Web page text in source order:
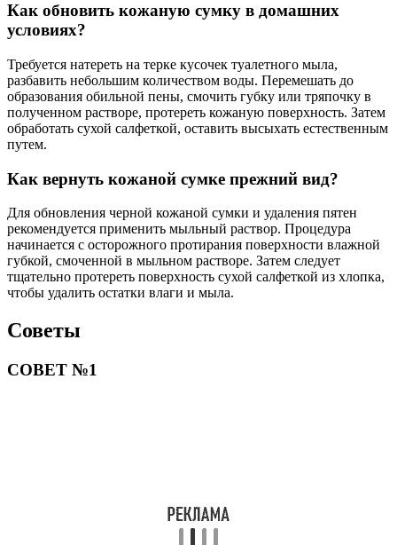
Как обновить кожаную сумку в домашних
условиях?
Требуется натереть на терке кусочек туалетного мыла,
разбавить небольшим количеством воды. Перемешать до
образования обильной пены, смочить губку или тряпочку в
полученном растворе, протереть кожаную поверхность. Затем
обработать сухой салфеткой, оставить высыхать естественным
путем.
Как вернуть кожаной сумке прежний вид?
Для обновления черной кожаной сумки и удаления пятен
рекомендуется применить мыльный раствор. Процедура
начинается с осторожного протирания поверхности влажной
губкой, смоченной в мыльном растворе. Затем следует
тщательно протереть поверхность сухой салфеткой из хлопка,
чтобы удалить остатки влаги и мыла.
Советы
СОВЕТ №1